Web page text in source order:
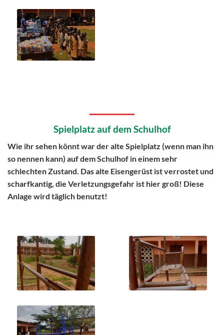
Spielplatz auf dem Schulhof
Wie ihr sehen könnt war der alte Spielplatz (wenn man ihn
so nennen kann) auf dem Schulhof in einem sehr
schlechten Zustand. Das alte Eisengerüst ist verrostet und
scharfkantig, die Verletzungsgefahr ist hier groß! Diese
Anlage wird täglich benutzt!